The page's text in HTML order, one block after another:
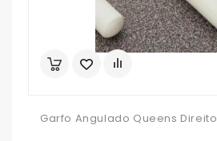
Garfo Angulado Queens Direito